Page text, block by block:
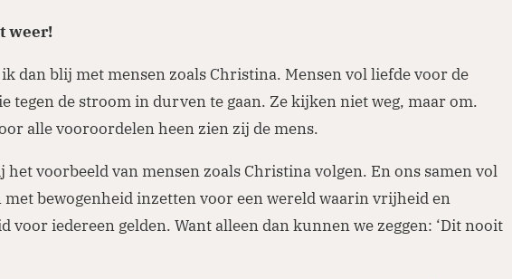
weer!
ik dan blij met mensen zoals Christina. Mensen vol liefde voor de
tegen de stroom in durven te gaan. Ze kijken niet weg, maar om.
alle vooroordelen heen zien zij de mens.
het voorbeeld van mensen zoals Christina volgen. En ons samen vol
met bewogenheid inzetten voor een wereld waarin vrijheid en
voor iedereen gelden. Want alleen dan kunnen we zeggen: ‘Dit nooit